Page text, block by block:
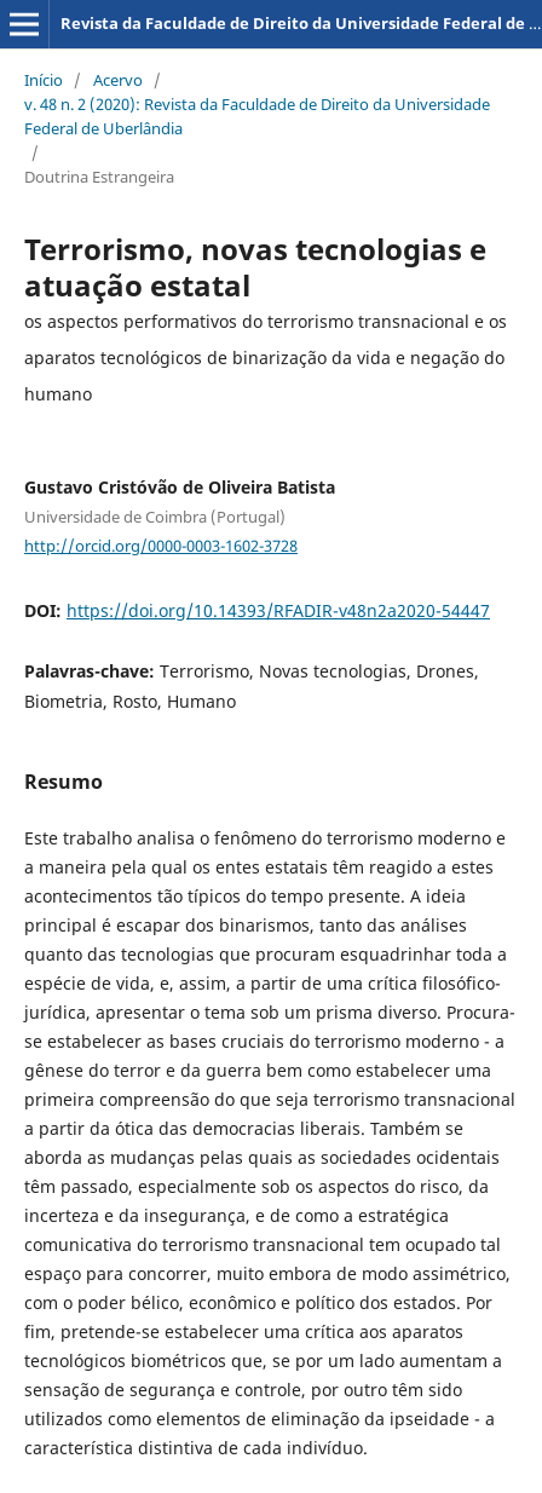
Revista da Faculdade de Direito da Universidade Federal de Uberlândia
Início / Acervo /
v. 48 n. 2 (2020): Revista da Faculdade de Direito da Universidade
Federal de Uberlândia
/
Doutrina Estrangeira
Terrorismo, novas tecnologias e
atuação estatal
os aspectos performativos do terrorismo transnacional e os
aparatos tecnológicos de binarização da vida e negação do
humano
Gustavo Cristóvão de Oliveira Batista
Universidade de Coimbra (Portugal)
http://orcid.org/0000-0003-1602-3728
DOI: https://doi.org/10.14393/RFADIR-v48n2a2020-54447
Palavras-chave: Terrorismo, Novas tecnologias, Drones,
Biometria, Rosto, Humano
Resumo
Este trabalho analisa o fenômeno do terrorismo moderno e
a maneira pela qual os entes estatais têm reagido a estes
acontecimentos tão típicos do tempo presente. A ideia
principal é escapar dos binarismos, tanto das análises
quanto das tecnologias que procuram esquadrinhar toda a
espécie de vida, e, assim, a partir de uma crítica filosófico-
jurídica, apresentar o tema sob um prisma diverso. Procura-
se estabelecer as bases cruciais do terrorismo moderno - a
gênese do terror e da guerra bem como estabelecer uma
primeira compreensão do que seja terrorismo transnacional
a partir da ótica das democracias liberais. Também se
aborda as mudanças pelas quais as sociedades ocidentais
têm passado, especialmente sob os aspectos do risco, da
incerteza e da insegurança, e de como a estratégica
comunicativa do terrorismo transnacional tem ocupado tal
espaço para concorrer, muito embora de modo assimétrico,
com o poder bélico, econômico e político dos estados. Por
fim, pretende-se estabelecer uma crítica aos aparatos
tecnológicos biométricos que, se por um lado aumentam a
sensação de segurança e controle, por outro têm sido
utilizados como elementos de eliminação da ipseidade - a
característica distintiva de cada indivíduo.